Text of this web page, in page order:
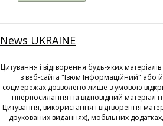
News UKRAINE
Цитування і відтворення будь-яких матеріалів
з веб-сайта "Ізюм Інформаційний" або
соцмережах дозволено лише з умовою
гіперпосилання на відповідний
Цитування, використання і відтворення
друкованих виданнях), мобільних